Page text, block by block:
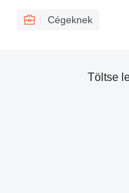
Cégeknek
Töltse